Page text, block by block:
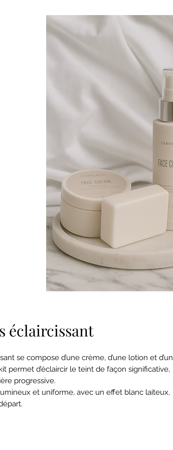
éclaircissant
se compose d’une crème, d’une lotion et d’un
permet d’éclaircir le teint de façon significative,
progressive.
et uniforme, avec un effet blanc laiteux,